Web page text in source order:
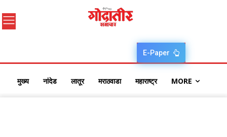
E-Paper
मुख्य नांदेड लातूर मराठवाडा महाराष्ट्र MORE